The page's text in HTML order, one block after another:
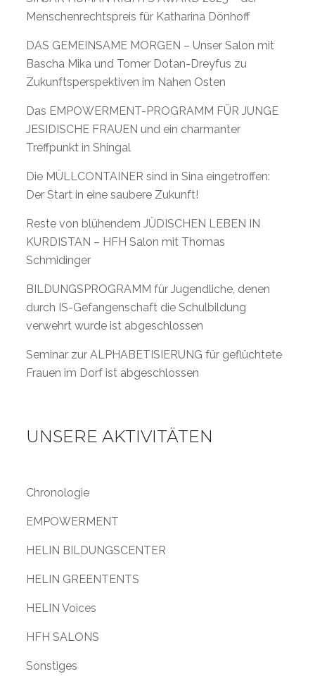
Menschenrechtspreis für Katharina Dönhoff
DAS GEMEINSAME MORGEN – Unser Salon mit
Bascha Mika und Tomer Dotan-Dreyfus zu
Zukunftsperspektiven im Nahen Osten
Das EMPOWERMENT-PROGRAMM FÜR JUNGE
JESIDISCHE FRAUEN und ein charmanter
Treffpunkt in Shingal
Die MÜLLCONTAINER sind in Sina eingetroffen:
Der Start in eine saubere Zukunft!
Reste von blühendem JÜDISCHEN LEBEN IN
KURDISTAN – HFH Salon mit Thomas
Schmidinger
BILDUNGSPROGRAMM für Jugendliche, denen
durch IS-Gefangenschaft die Schulbildung
verwehrt wurde ist abgeschlossen
Seminar zur ALPHABETISIERUNG für geflüchtete
Frauen im Dorf ist abgeschlossen
UNSERE AKTIVITÄTEN
Chronologie
EMPOWERMENT
HELIN BILDUNGSCENTER
HELIN GREENTENTS
HELIN Voices
HFH SALONS
Sonstiges